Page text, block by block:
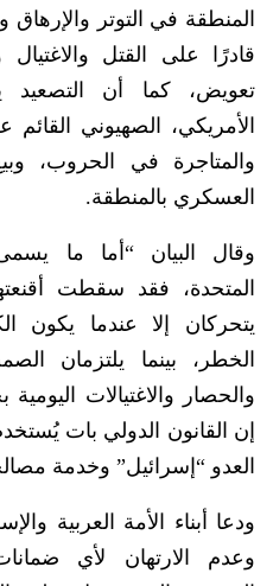
المنطقة في التوتر
قادرًا على القتل
تعويض، كما أن
الأمريكي، الصهيوني القائم
والمتاجرة في الحروب،
العسكري بالمنطقة.
وقال البيان “أما ما
المتحدة، فقد سقطت
يتحركان إلا عندما يكون
الخطر، بينما يلتزمان
والحصار والاغتيالات
إن القانون الدولي بات
العدو “إسرائيل” وخدمة
ودعا أبناء الأمة العربية
وعدم الارتهان لأي